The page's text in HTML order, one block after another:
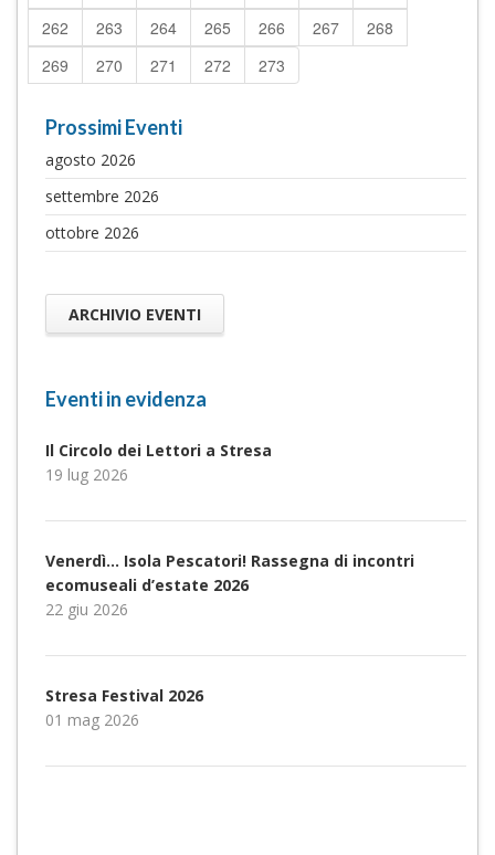
262
263 264 265 266 267
268
269
270 271 272 273
Prossimi Eventi
agosto 2026
settembre 2026
ottobre 2026
ARCHIVIO EVENTI
Eventi in evidenza
Il Circolo dei Lettori a Stresa
19 lug 2026
Venerdì… Isola Pescatori! Rassegna di incontri
ecomuseali d’estate 2026
22 giu 2026
Stresa Festival 2026
01 mag 2026